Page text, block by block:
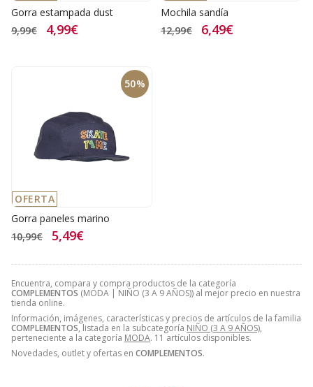
Encuentra, compara y compra productos de la categoría
COMPLEMENTOS (MODA | NIÑO (3 A 9 AÑOS)) al mejor precio en nuestra
tienda online.
Información, imágenes, características y precios de artículos de la familia
COMPLEMENTOS, listada en la subcategoría NIÑO (3 A 9 AÑOS),
perteneciente a la categoría MODA. 11 artículos disponibles.
Novedades, outlet y ofertas en COMPLEMENTOS.
Gorra estampada dust
9,99€
4,99€
Mochila sandía
12,99€
6,49€
50%
OFERTA
Gorra paneles marino
10,99€
5,49€